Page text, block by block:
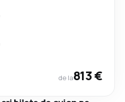
de la813 €